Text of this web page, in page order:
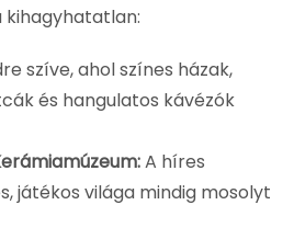
szíve, ahol színes házak,
és hangulatos kávézók
A híres
játékos világa mindig mosolyt